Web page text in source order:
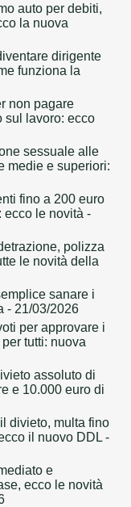
auto per debiti,
la nuova
dirigente
funziona la
non pagare
sul lavoro: ecco
sessuale alle
medie e superiori:
fino a 200 euro
ecco le novità -
polizza
le novità della
sanare i
- 21/03/2026
per approvare i
tutti: nuova
assoluto di
e 10.000 euro di
divieto, multa fino
il nuovo DDL -
e
ecco le novità